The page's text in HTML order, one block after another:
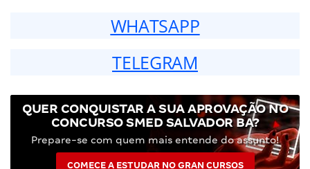
WHATSAPP
TELEGRAM
QUER CONQUISTAR A SUA APROVAÇÃO NO
CONCURSO SMED SALVADOR BA?
Prepare-se com quem mais entende do assunto!
COMECE A ESTUDAR NO GRAN CURSOS